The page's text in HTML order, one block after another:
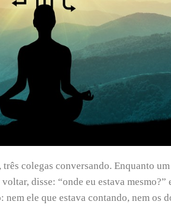
colegas conversando. Enquanto
disse: “onde eu estava
ele que estava contando, nem os